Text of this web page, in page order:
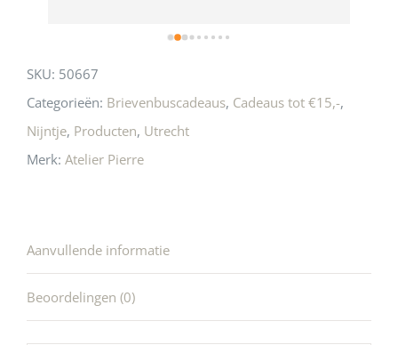
SKU: 50667
Categorieën: Brievenbuscadeaus, Cadeaus tot €15,-,
Nijntje, Producten, Utrecht
Merk: Atelier Pierre
Aanvullende informatie
Beoordelingen (0)